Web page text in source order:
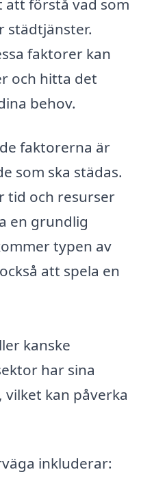
förstå vad som
städtjänster.
faktorer kan
och hitta det
behov.
faktorerna är
som ska städas.
tid och resurser
en grundlig
typen av
att spela en
kanske
har sina
kan påverka
inkluderar: